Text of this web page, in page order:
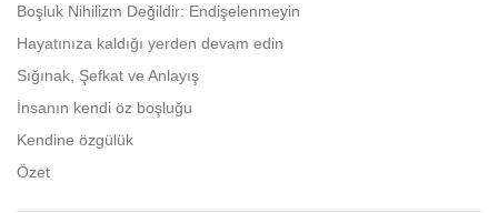
Boşluk Nihilizm Değildir: Endişelenmeyin
Hayatınıza kaldığı yerden devam edin
Sığınak, Şefkat ve Anlayış
İnsanın kendi öz boşluğu
Kendine özgülük
Özet